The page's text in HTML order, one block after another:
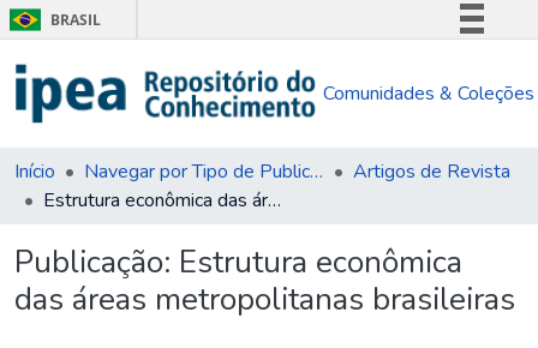
BRASIL
Comunica BR
Acesso à informação
Comunidades & Coleções
Início Navegar por Tipo de Publicação
Artigos de Revista
Estrutura econômica das áreas metropolitanas brasileiras
Publicação: Estrutura econômica
das áreas metropolitanas brasileiras